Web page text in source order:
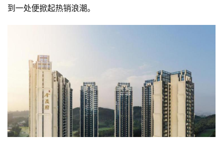
到一处便掀起热销浪潮。